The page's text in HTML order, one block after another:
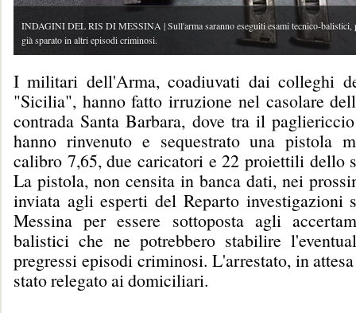
INDAGINI DEL RIS DI MESSINA | Sull'arma saranno eseguiti esami tecnico-balistici,
già sparato in altri episodi criminosi.
I militari dell'Arma, coadiuvati dai colleghi
"Sicilia", hanno fatto irruzione nel casolare
contrada Santa Barbara, dove tra il
hanno rinvenuto e sequestrato una pistola
calibro 7,65, due caricatori e 22 proiettili dello
La pistola, non censita in banca dati, nei
inviata agli esperti del Reparto investigazioni
Messina per essere sottoposta agli
balistici che ne potrebbero stabilire
pregressi episodi criminosi. L'arrestato, in
stato relegato ai domiciliari.